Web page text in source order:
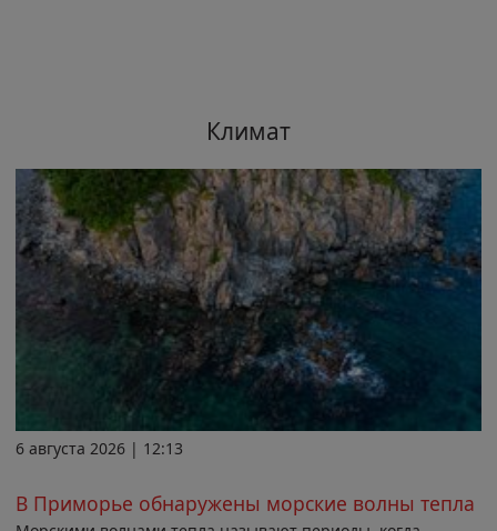
Климат
6 августа 2026 | 12:13
В Приморье обнаружены морские волны тепла